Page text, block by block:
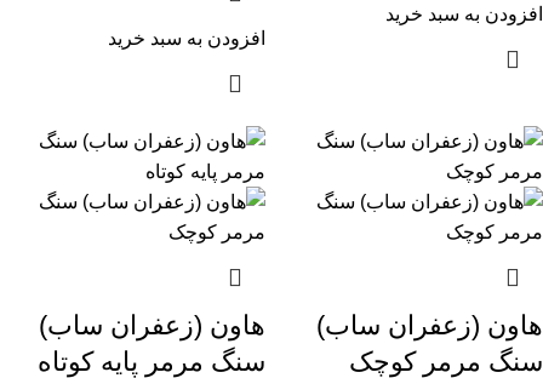
افزودن به سبد خرید
افزودن به سبد خرید
هاون (زعفران ساب)
سنگ مرمر کوچک
هاون (زعفران ساب)
سنگ مرمر پایه کوتاه